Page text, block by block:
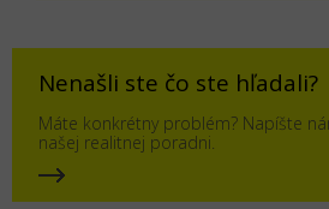
Nenašli ste čo ste hľadali?
Máte konkrétny problém? Napíšte
našej realitnej poradni.